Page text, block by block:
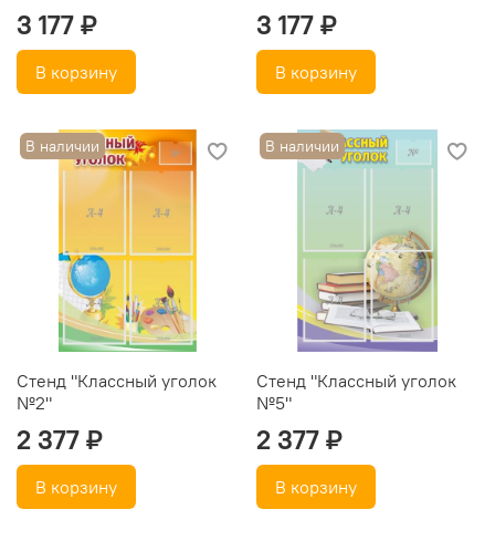
3 177 ₽
В корзину
3 177 ₽
В корзину
В наличии
Стенд "Классный уголок
№2"
2 377 ₽
В корзину
В наличии
Стенд "Классный уголок
№5"
2 377 ₽
В корзину